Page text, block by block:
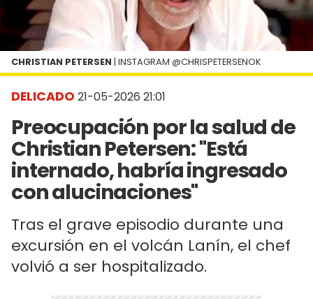
DELICADO 21-05-2026 21:01
Preocupación por la salud de
Christian Petersen: "Está
internado, habría ingresado
con alucinaciones"
Tras el grave episodio durante una
excursión en el volcán Lanín, el chef
volvió a ser hospitalizado.
CHRISTIAN PETERSEN | INSTAGRAM @CHRISPETERSENOK